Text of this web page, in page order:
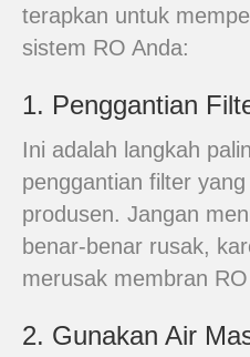
terapkan untuk
sistem RO Anda:
1. Penggantian
Ini adalah langkah
penggantian filter
produsen. Jangan
benar-benar rusak,
merusak membran
2. Gunakan Air